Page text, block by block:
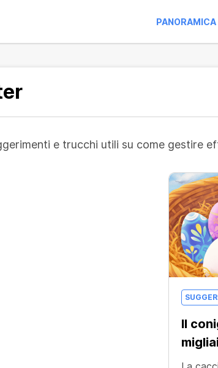
PANORAMICA
e trucchi utili su come gestire
Il